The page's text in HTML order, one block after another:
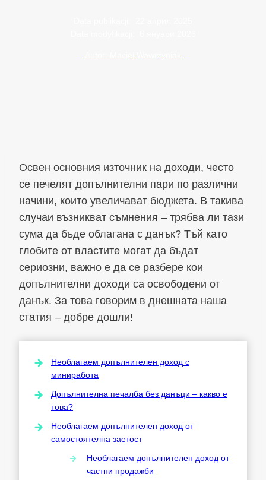
Освен основния източник на доходи, често
се печелят допълнителни пари по различни
начини, които увеличават бюджета. В такива
случаи възникват съмнения – трябва ли тази
сума да бъде облагана с данък? Тъй като
глобите от властите могат да бъдат
сериозни, важно е да се разбере кои
допълнителни доходи са освободени от
данък. За това говорим в днешната наша
статия – добре дошли!
Необлагаем допълнителен доход с
миниработа
Допълнителна печалба без данъци – какво е
това?
Необлагаем допълнителен доход от
самостоятелна заетост
Необлагаем допълнителен доход от
частни продажби